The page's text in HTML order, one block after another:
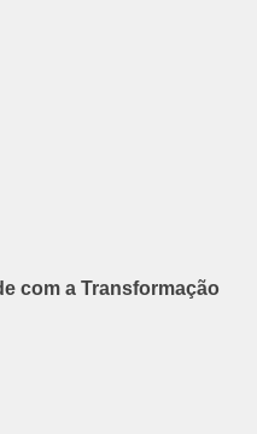
com a Transformação